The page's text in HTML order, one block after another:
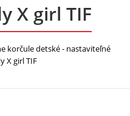
X girl TIF
korčule detské - nastaviteľné
X girl TIF